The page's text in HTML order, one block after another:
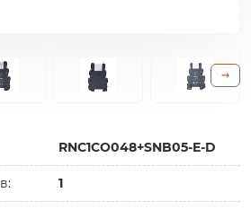
RNC1CO048+SNB05-E-D
1